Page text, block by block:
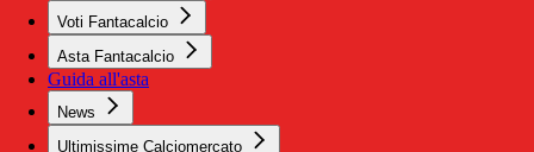
Voti Fantacalcio
Asta Fantacalcio
Guida all'asta
News
Ultimissime Calciomercato